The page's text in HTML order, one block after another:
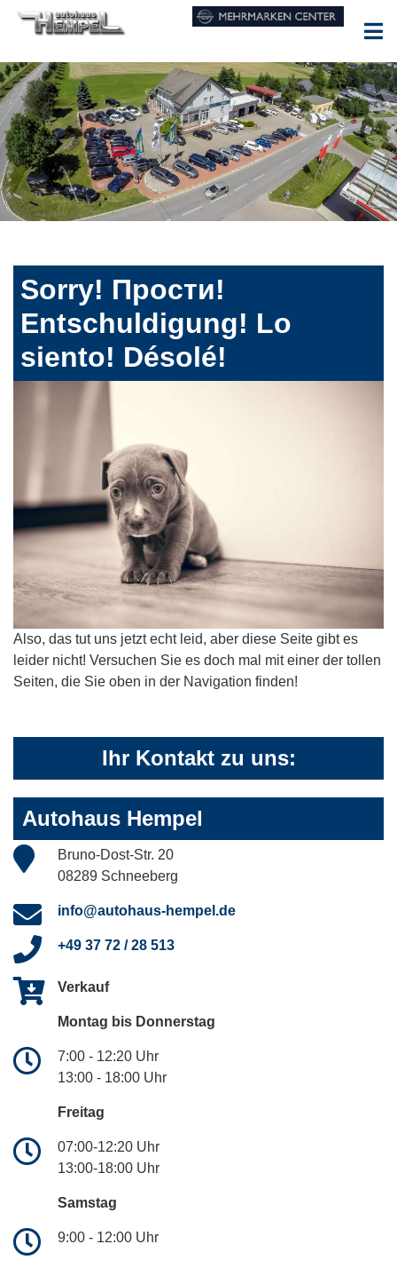
Sorry! Прости!
Entschuldigung! Lo
siento! Désolé!
Also, das tut uns jetzt echt leid, aber diese Seite gibt es
leider nicht! Versuchen Sie es doch mal mit einer der tollen
Seiten, die Sie oben in der Navigation finden!
Ihr Kontakt zu uns:
Autohaus Hempel
Bruno-Dost-Str. 20
08289 Schneeberg
info@autohaus-hempel.de
+49 37 72 / 28 513
Verkauf
Montag bis Donnerstag
7:00 - 12:20 Uhr
13:00 - 18:00 Uhr
Freitag
07:00-12:20 Uhr
13:00-18:00 Uhr
Samstag
9:00 - 12:00 Uhr